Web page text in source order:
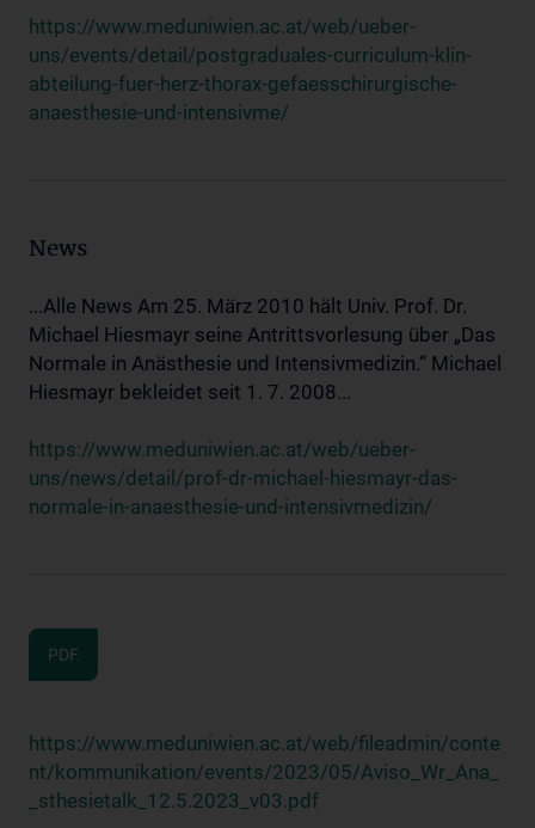
https://www.meduniwien.ac.at/web/ueber-
uns/events/detail/postgraduales-curriculum-klin-
abteilung-fuer-herz-thorax-gefaesschirurgische-
anaesthesie-und-intensivme/
News
...Alle News Am 25. März 2010 hält Univ. Prof. Dr.
Michael Hiesmayr seine Antrittsvorlesung über „Das
Normale in Anästhesie und Intensivmedizin.“ Michael
Hiesmayr bekleidet seit 1. 7. 2008...
https://www.meduniwien.ac.at/web/ueber-
uns/news/detail/prof-dr-michael-hiesmayr-das-
normale-in-anaesthesie-und-intensivmedizin/
PDF
https://www.meduniwien.ac.at/web/fileadmin/conte
nt/kommunikation/events/2023/05/Aviso_Wr_Ana_
_sthesietalk_12.5.2023_v03.pdf